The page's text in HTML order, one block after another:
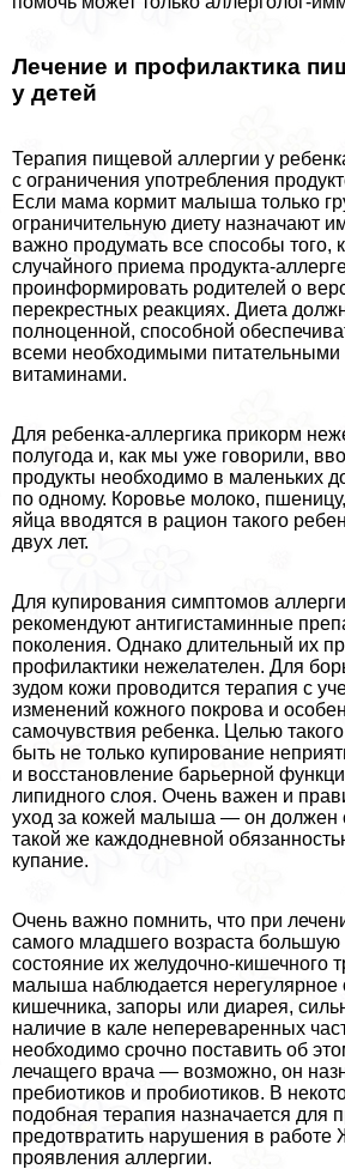
Лечение и профилактика
у детей
Терапия пищевой аллергии у
с ограничения употрeбления
Если мама кормит малыша только
ограничительную диету назначают
важно продумать все способы того,
случайного приема продукта-
проинформировать родителей о
перекрестных реакциях. Диета
полноценной, способной
всеми необходимыми
витаминами.
Для ребенка-аллергика прикорм
полугода и, как мы уже говорили,
продукты необходимо в маленьких
по одному. Коровье молоко,
яйца вводятся в рацион такого
двух лет.
Для купирования симптомов
рекомендуют антигистаминные
поколения. Однако длительный их
профилактики нежелателен. Для
зудом кожи проводится терапия с
изменений кожного покрова и
самочувствия ребенка. Целью
быть не только купирование
и восстановление барьерной
липидного слоя. Очень важен и
уход за кожей малыша — он должен
такой же каждодневной
купание.
Очень важно помнить, что при
самого младшего возраста большую
состояние их желудочно-кишечного
малыша наблюдается нерегулярное
кишечника, запоры или диарея,
наличие в кале непереваренных
необходимо срочно поставить об
лечащего врача — возможно, он
пребиотиков и пробиотиков. В
подобная терапия назначается для
предотвратить нарушения в работе
проявления аллергии.